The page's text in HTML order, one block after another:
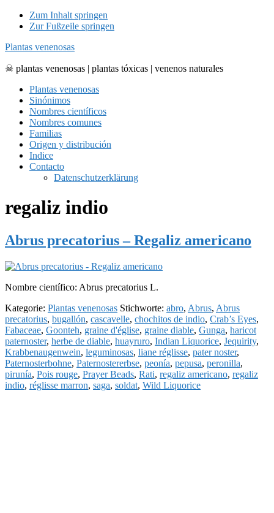
Zum Inhalt springen
Zur Fußzeile springen
Plantas venenosas
☠ plantas venenosas | plantas tóxicas | venenos naturales
Plantas venenosas
Sinónimos
Nombres científicos
Nombres comunes
Familias
Origen y distribución
Indice
Contacto
Datenschutzerklärung
regaliz indio
Abrus precatorius – Regaliz americano
Nombre científico: Abrus precatorius L.
Kategorie: Plantas venenosas Stichworte: abro, Abrus, Abrus
precatorius, bugallón, cascavelle, chochitos de indio, Crab’s Eyes,
Fabaceae, Goonteh, graine d'église, graine diable, Gunga, haricot
paternoster, herbe de diable, huayruro, Indian Liquorice, Jequirity,
Krabbenaugenwein, leguminosas, liane réglisse, pater noster,
Paternosterbohne, Paternostererbse, peonía, pepusa, peronilla,
pirunía, Pois rouge, Prayer Beads, Rati, regaliz americano, regaliz
indio, réglisse marron, saga, soldat, Wild Liquorice